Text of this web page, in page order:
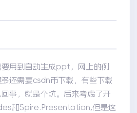
用到自动生成ppt，网上的例
还需要csdn币下载，有些下载
事，就是个坑。后来考虑了开
和Spire.Presentation,但是这